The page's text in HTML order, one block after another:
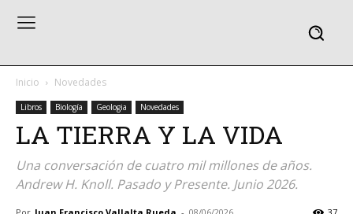
Inicio Novedades
Libros Biología Geologia Novedades
LA TIERRA Y LA VIDA
Una conversación de cuatro mil millones de años.
Andrew H. Knoll. Pasado y Presente. Junio 2026.